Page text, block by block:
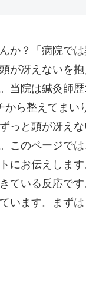
か？「病院で
冴えないを
当院は鍼灸師
ら整えてまい
っと頭が冴え
このページで
にお伝えしま
いる反応です
います。まず